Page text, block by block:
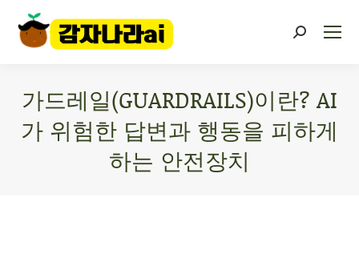
가드레일(GUARDRAILS)이란? AI
가 위험한 답변과 행동을 피하게
하는 안전장치